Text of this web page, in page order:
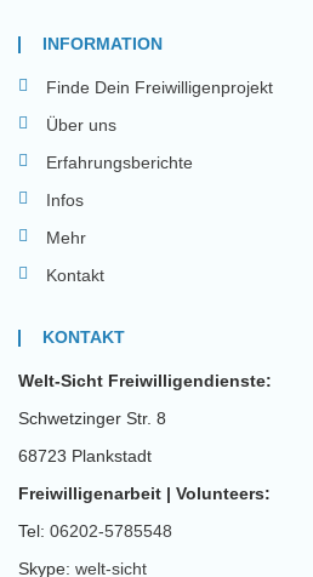
INFORMATION
Finde Dein Freiwilligenprojekt
Über uns
Erfahrungsberichte
Infos
Mehr
Kontakt
KONTAKT
Welt-Sicht Freiwilligendienste:
Schwetzinger Str. 8
68723 Plankstadt
Freiwilligenarbeit | Volunteers:
Tel: 06202-5785548
Skype: welt-sicht